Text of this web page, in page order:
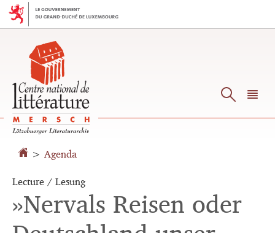
Aller
navigation
Aller
> Agenda
Lecture / Lesung
»Nervals Reisen oder